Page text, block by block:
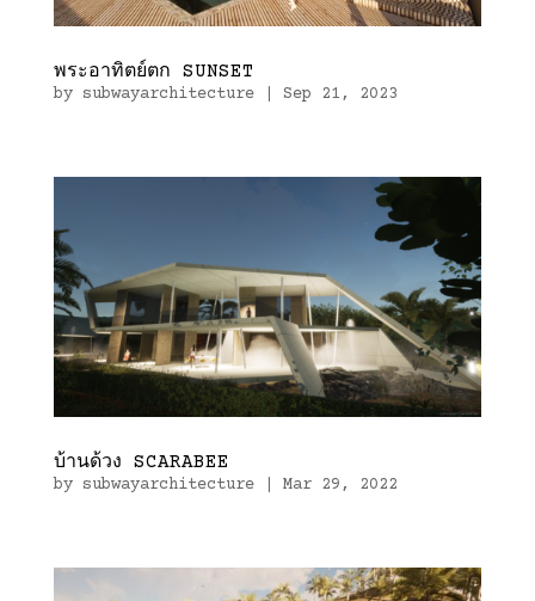
พระอาทิตย์ตก SUNSET
by subwayarchitecture| Sep 21, 2023
บ้านด้วง SCARABEE
by subwayarchitecture| Mar 29, 2022